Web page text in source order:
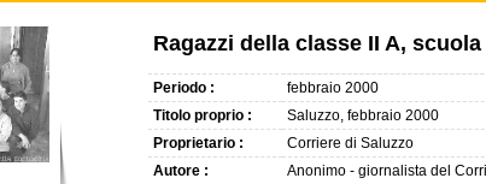
Ragazzi della classe II A,
Periodo :
febbraio 2000
Titolo proprio :
Saluzzo, febbraio 2000
Proprietario :
Corriere di Saluzzo
Autore :
Anonimo - giornalista del